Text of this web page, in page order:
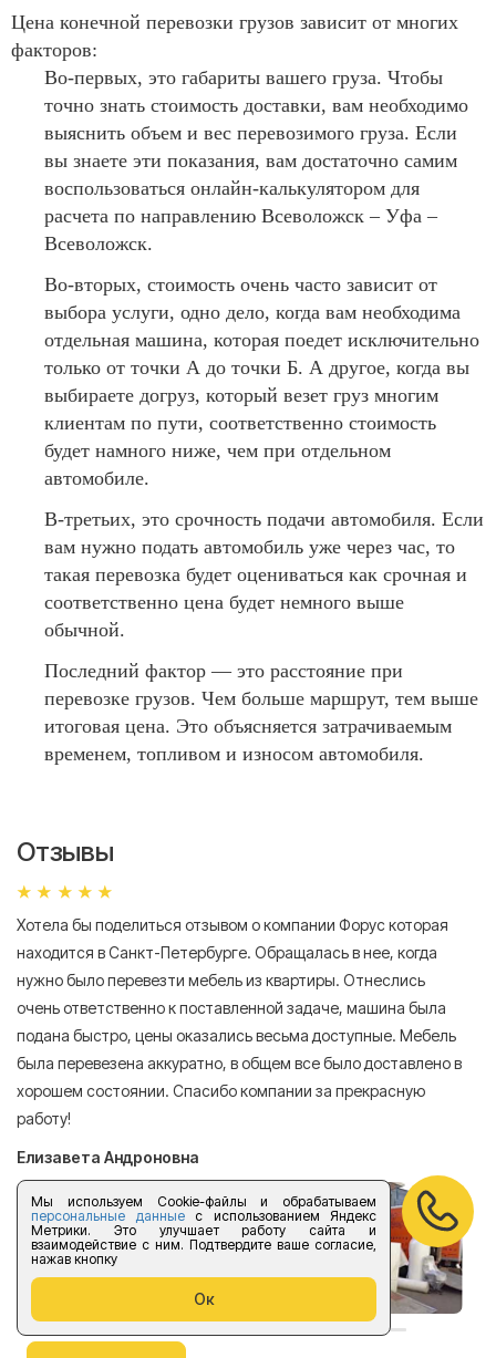
Мы используем Cookie-файлы и обрабатываем
персональные данныес использованием Яндекс
Метрики. Это улучшает работу сайта и
взаимодействие с ним. Подтвердите ваше согласие,
нажав кнопку
Ок
Цена конечной перевозки грузов зависит от многих
факторов:
Во-первых, это габариты вашего груза. Чтобы
точно знать стоимость доставки, вам необходимо
выяснить объем и вес перевозимого груза. Если
вы знаете эти показания, вам достаточно самим
воспользоваться онлайн-калькулятором для
расчета по направлению Всеволожск – Уфа –
Всеволожск.
Во-вторых, стоимость очень часто зависит от
выбора услуги, одно дело, когда вам необходима
отдельная машина, которая поедет исключительно
только от точки А до точки Б. А другое, когда вы
выбираете догруз, который везет груз многим
клиентам по пути, соответственно стоимость
будет намного ниже, чем при отдельном
автомобиле.
В-третьих, это срочность подачи автомобиля. Если
вам нужно подать автомобиль уже через час, то
такая перевозка будет оцениваться как срочная и
соответственно цена будет немного выше
обычной.
Последний фактор — это расстояние при
перевозке грузов. Чем больше маршрут, тем выше
итоговая цена. Это объясняется затрачиваемым
временем, топливом и износом автомобиля.
Отзывы
Хотела бы поделиться отзывом о компании Форус которая
находится в Санкт-Петербурге. Обращалась в нее, когда
нужно было перевезти мебель из квартиры. Отнеслись
очень ответственно к поставленной задаче, машина была
подана быстро, цены оказались весьма доступные. Мебель
была перевезена аккуратно, в общем все было доставлено в
хорошем состоянии. Спасибо компании за прекрасную
работу!
Елизавета Андроновна